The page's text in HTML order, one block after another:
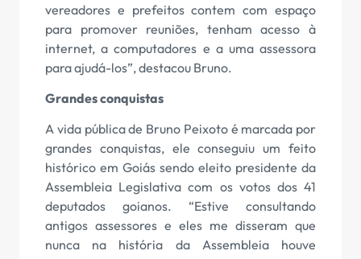
vereadores e prefeitos contem com espaço
para promover reuniões, tenham acesso à
internet, a computadores e a uma assessora
para ajudá-los”, destacou Bruno.
Grandes conquistas
A vida pública de Bruno Peixoto é marcada por
grandes conquistas, ele conseguiu um feito
histórico em Goiás sendo eleito presidente da
Assembleia Legislativa com os votos dos 41
deputados goianos. “Estive consultando
antigos assessores e eles me disseram que
nunca na história da Assembleia houve